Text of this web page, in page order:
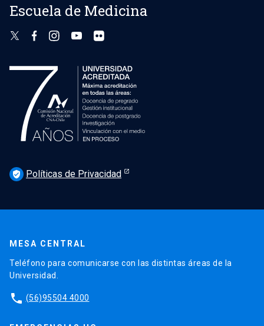
Escuela de Medicina
verified_user Políticas de Privacidad
MESA CENTRAL
Teléfono para comunicarse con las distintas áreas de la
Universidad.
phone (56)95504 4000